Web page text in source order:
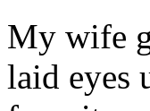
My wife
laid eyes